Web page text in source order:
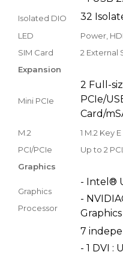
Isolated DIO 32
LED
Power,
SIM Card
2 External
Expansion
Mini PCIe
2 Full-
PCIe/
Card/
M.2
1 M.2 Key
PCI/PCIe
Up to 2
Graphics
Graphics
Processor
- Intel®
-
Graphics
7
- 1 DVI :